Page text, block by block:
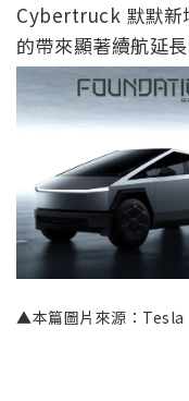
Cybertruck 默默新
的帶來顯著續航延
▲本篇圖片來源：Tesla